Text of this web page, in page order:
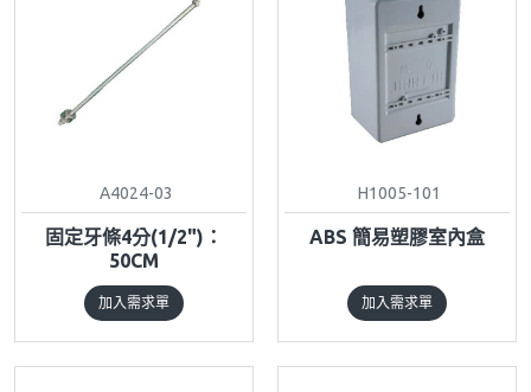
A4024-03
固定牙條4分(1/2")：
50CM
加入需求單
H1005-101
ABS 簡易塑膠室內盒
加入需求單